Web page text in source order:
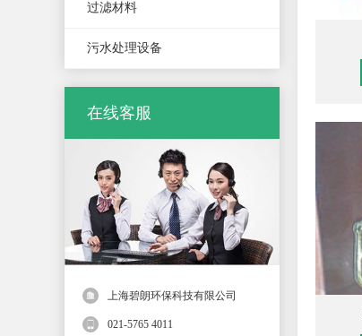
过滤材料
污水处理设备
在线客服
上海碧朗环保科技有限公司
021-5765 4011